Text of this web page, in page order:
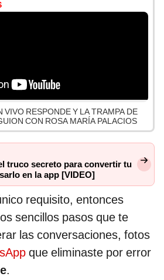
VIVO RESPONDE Y LA TRAMPA DE
CON ROSA MARÍA PALACIOS
truco secreto para convertir tu
en la app [VIDEO]
requisito, entonces
sencillos pasos que te
las conversaciones, fotos
que eliminaste por error
.